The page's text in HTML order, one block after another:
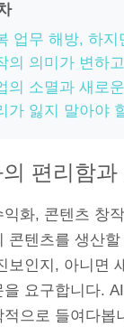
업무 해방, 하
의 의미가 변하
의 소멸과 새로
가 잃지 말아야
편리함
익화, 콘텐츠 창
콘텐츠를 생산
보인지, 아니면
을 요구합니다.
적으로 들여다봅